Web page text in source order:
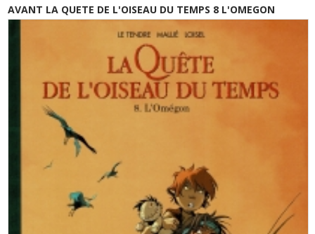
AVANT LA QUETE DE L'OISEAU DU TEMPS 8 L'OMEGON